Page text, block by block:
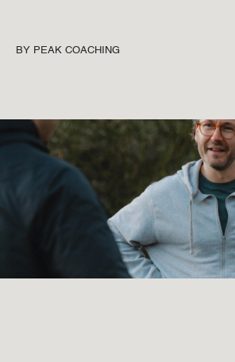
BY PEAK COACHING